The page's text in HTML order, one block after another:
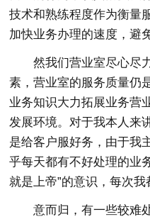
技术和熟练程度作为衡量
加快业务办理的速度，避
然我们营业室尽心尽
素，营业室的服务质量仍
业务知识大力拓展业务营
发展环境。对于我本人来
是给客户服好务，由于我
乎每天都有不好处理的业
就是上帝”的意识，每次
意而归，有一些较难